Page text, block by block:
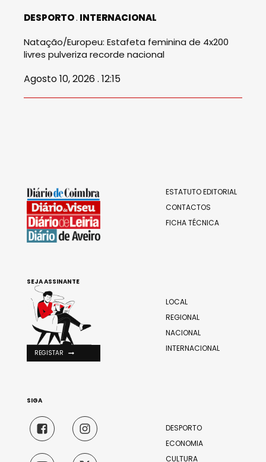
DESPORTO INTERNACIONAL
Natação/Europeu: Estafeta feminina de 4x200
livres pulveriza recorde nacional
Agosto 10, 2026 . 12:15
ESTATUTO EDITORIAL
CONTACTOS
FICHA TÉCNICA
LOCAL
REGIONAL
NACIONAL
INTERNACIONAL
DESPORTO
ECONOMIA
CULTURA
SEJA ASSINANTE
REGISTAR
SIGA